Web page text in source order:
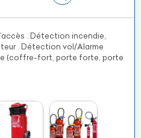
. Détection incendie,
. Détection vol/Alarme
(coffre-fort, porte forte, porte